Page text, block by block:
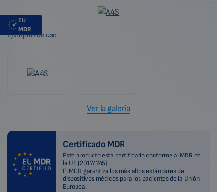
EU
MDR
Ejemplos de uso
Ver la galería
Certificado MDR
Este producto está certificado conforme al MDR de
la UE (2017/745).
El MDR garantiza los más altos estándares de
dispositivos médicos para los pacientes de la Unión
Europea.